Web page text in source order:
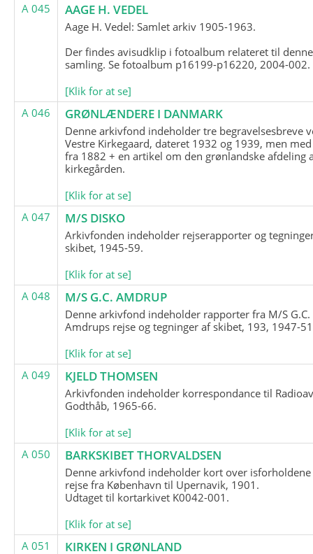
A 045
AAGE H. VEDEL
Aage H. Vedel: Samlet arkiv 1905-1963.
Der findes avisudklip i fotoalbum relateret til denne
samling. Se fotoalbum p16199-p16220, 2004-002.
[Klik for at se]
A 046
GRØNLÆNDERE I DANMARK
Denne arkivfond indeholder tre begravelsesbreve
Vestre Kirkegaard, dateret 1932 og 1939, men
fra 1882 + en artikel om den grønlandske afdeling
kirkegården.
[Klik for at se]
A 047
M/S DISKO
Arkivfonden indeholder rejserapporter og
skibet, 1945-59.
[Klik for at se]
A 048
M/S G.C. AMDRUP
Denne arkivfond indeholder rapporter fra M/S G.C.
Amdrups rejse og tegninger af skibet, 193, 1947-
[Klik for at se]
A 049
KJELD THOMSEN
Arkivfonden indeholder korrespondance til
Godthåb, 1965-66.
[Klik for at se]
A 050
BARKSKIBET THORVALDSEN
Denne arkivfond indeholder kort over
rejse fra København til Upernavik, 1901.
Udtaget til kortarkivet K0042-001.
[Klik for at se]
A 051
KIRKEN I GRØNLAND